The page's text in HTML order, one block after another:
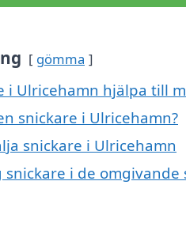
gömma
i Ulricehamn hjälpa till
snickare i Ulricehamn?
snickare i Ulricehamn
snickare i de